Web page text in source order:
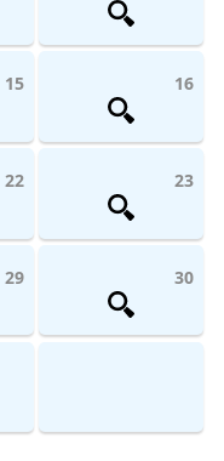
15 16
22 23
29 30